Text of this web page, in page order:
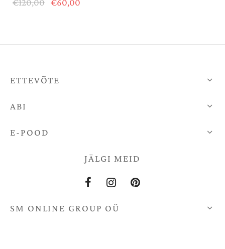
€120,00 €60,00
ETTEVÕTE
ABI
E-POOD
JÄLGI MEID
SM ONLINE GROUP OÜ
KOMBOD